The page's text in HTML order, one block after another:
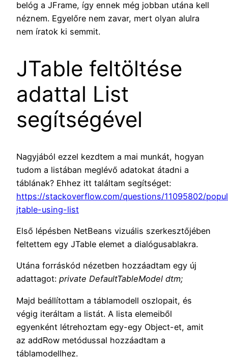
belóg a JFrame, így ennek még jobban utána kell
néznem. Egyelőre nem zavar, mert olyan alulra
nem íratok ki semmit.
JTable feltöltése
adattal List
segítségével
Nagyjából ezzel kezdtem a mai munkát, hogyan
tudom a listában meglévő adatokat átadni a
táblának? Ehhez itt találtam segítséget:
https://stackoverflow.com/questions/11095802/
jtable-using-list
Első lépésben NetBeans vizuális szerkesztőjében
feltettem egy JTable elemet a dialógusablakra.
Utána forráskód nézetben hozzáadtam egy új
adattagot: private DefaultTableModel dtm;
Majd beállítottam a táblamodell oszlopait, és
végig iteráltam a listát. A lista elemeiből
egyenként létrehoztam egy-egy Object-et, amit
az addRow metódussal hozzáadtam a
táblamodellhez.